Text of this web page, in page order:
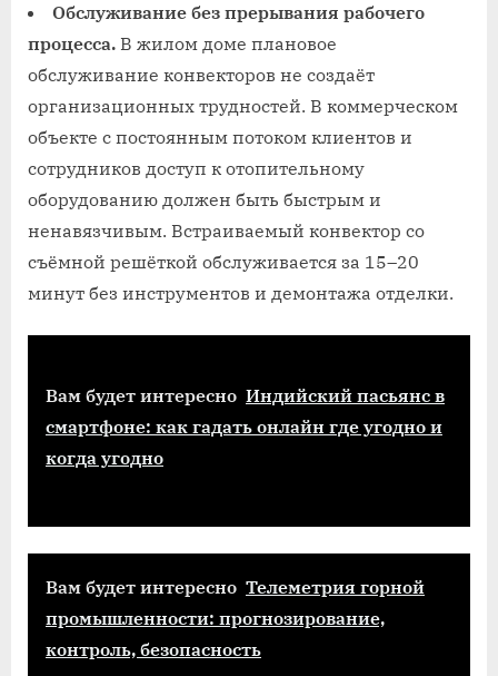
Обслуживание без прерывания рабочего
процесса. В жилом доме плановое
обслуживание конвекторов не создаёт
организационных трудностей. В коммерческом
объекте с постоянным потоком клиентов и
сотрудников доступ к отопительному
оборудованию должен быть быстрым и
ненавязчивым. Встраиваемый конвектор со
съёмной решёткой обслуживается за 15–20
минут без инструментов и демонтажа отделки.
Вам будет интересно Индийский пасьянс в
смартфоне: как гадать онлайн где угодно и
когда угодно
Вам будет интересно Телеметрия горной
промышленности: прогнозирование,
контроль, безопасность